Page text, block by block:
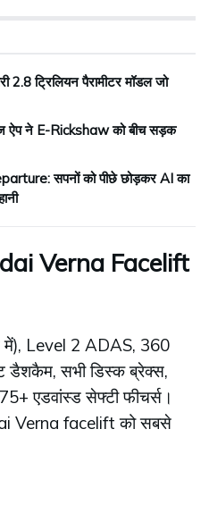
2.8 ट्रिलियन पैरामीटर मॉडल जो
ऐप ने E-Rickshaw को बीच सड़क
सपनों को पीछे छोड़कर AI का
Verna Facelift
में), Level 2 ADAS, 360
डैशकैम, सभी डिस्क ब्रेक्स,
एडवांस्ड सेफ्टी फीचर्स।
Verna facelift को सबसे